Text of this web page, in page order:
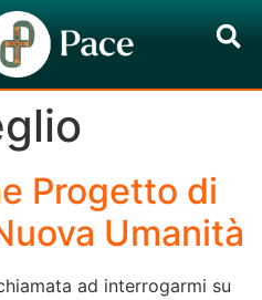
Progetto di
Umanità
ad interrogarmi su